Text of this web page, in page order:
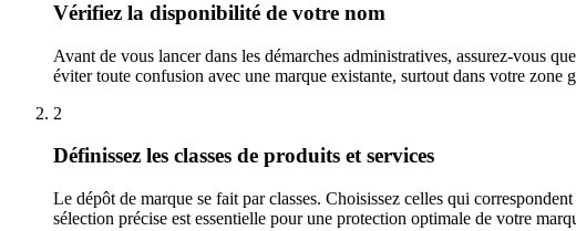
Vérifiez la disponibilité de votre nom
Avant de vous lancer dans les démarches administratives, assurez-vous
éviter toute confusion avec une marque existante, surtout dans votre
2
Définissez les classes de produits et services
Le dépôt de marque se fait par classes. Choisissez celles qui
sélection précise est essentielle pour une protection optimale de votre